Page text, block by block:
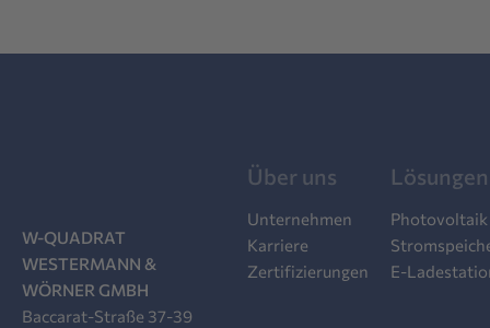
W-QUADRAT
WESTERMANN &
WÖRNER GMBH
Baccarat-Straße 37-39
Über uns
Unternehmen
Karriere
Zertifizierungen
Lösungen
Photovoltaik
E-